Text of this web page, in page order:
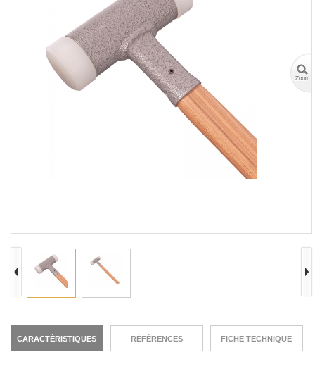
CARACTÉRISTIQUES RÉFÉRENCES FICHE TECHNIQUE